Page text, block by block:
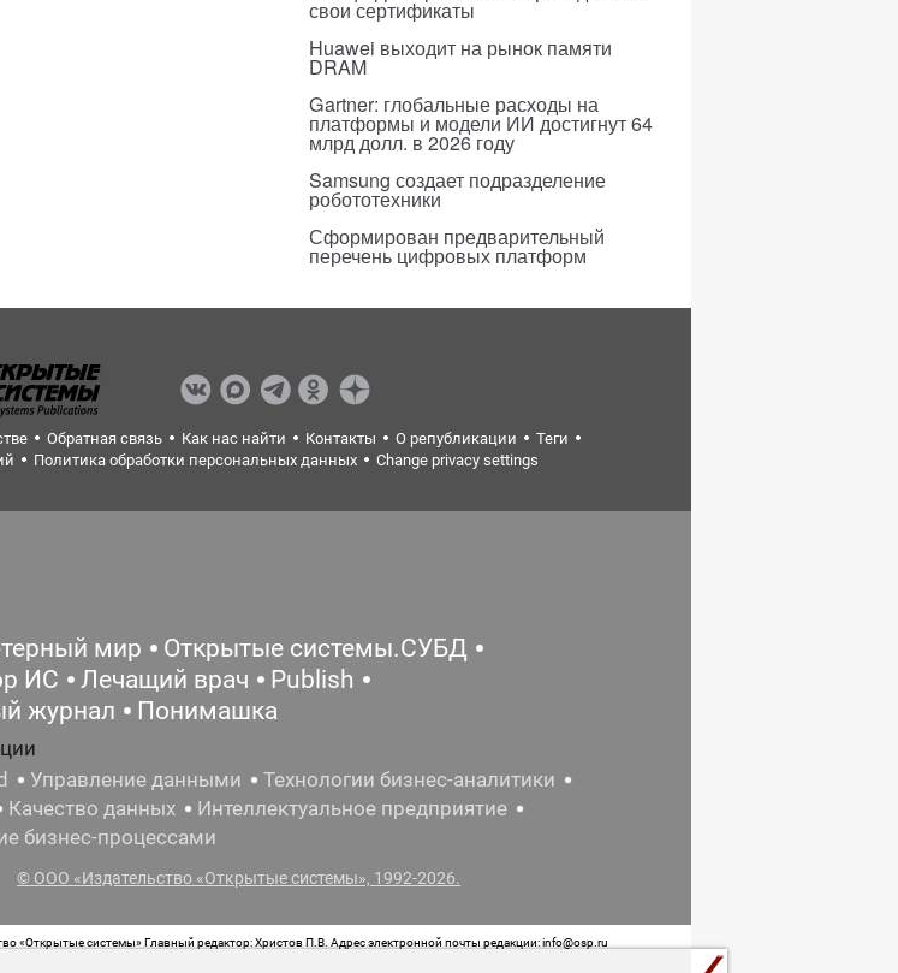
свои сертификаты
Huawei выходит на рынок памяти
DRAM
Gartner: глобальные расходы на
платформы и модели ИИ достигнут 64
млрд долл. в 2026 году
Samsung создает подразделение
робототехники
Сформирован предварительный
перечень цифровых платформ
Обратная связь Как нас найти Контакты О републикации
Теги
Политика обработки персональных данных Change privacy settings
мир
Открытые системы.СУБД
ИС
Лечащий врач
Publish
журнал
Понимашка
Управление данными
Технологии бизнес-аналитики
Качество данных
Интеллектуальное предприятие
бизнес-процессами
© ООО «Издательство «Открытые системы», 1992-2026.
«Открытые системы» Главный редактор: Христов П.В. Адрес электронной почты редакции: info@osp.ru